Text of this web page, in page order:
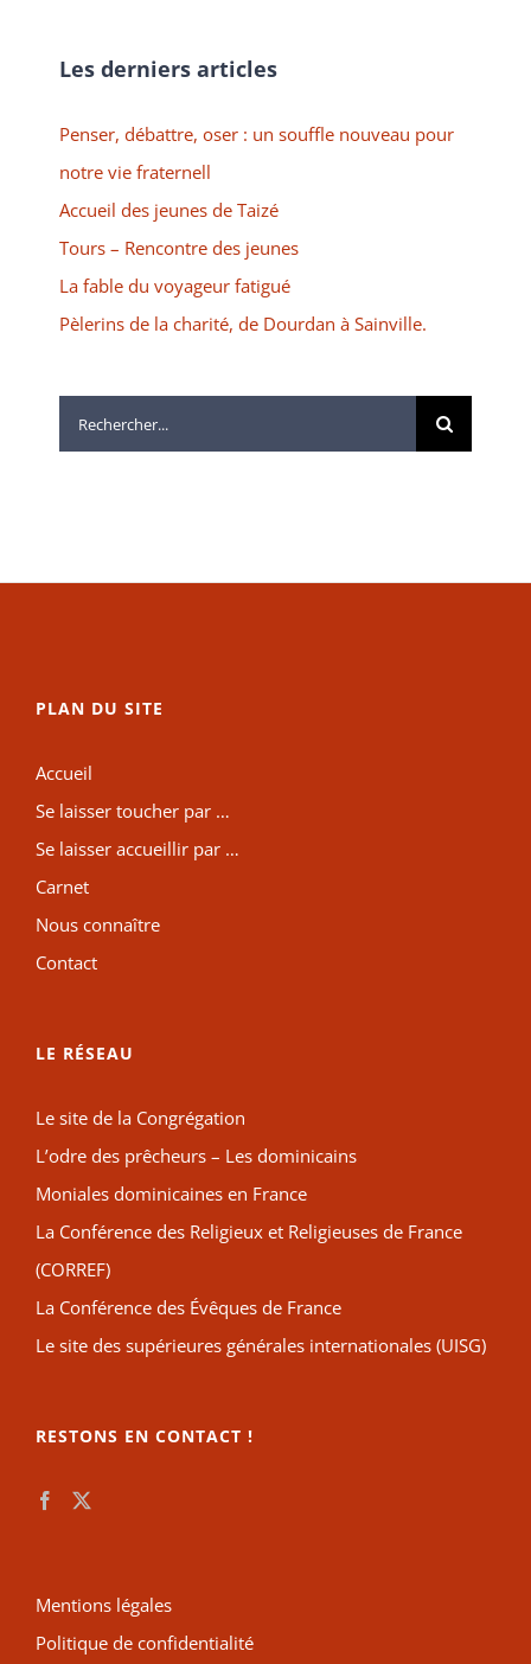
Les derniers articles
Penser, débattre, oser : un souffle nouveau pour
notre vie fraternell
Accueil des jeunes de Taizé
Tours – Rencontre des jeunes
La fable du voyageur fatigué
Pèlerins de la charité, de Dourdan à Sainville.
Rechercher:
PLAN DU SITE
Accueil
Se laisser toucher par …
Se laisser accueillir par …
Carnet
Nous connaître
Contact
LE RÉSEAU
Le site de la Congrégation
L’odre des prêcheurs – Les dominicains
Moniales dominicaines en France
La Conférence des Religieux et Religieuses de France
(CORREF)
La Conférence des Évêques de France
Le site des supérieures générales internationales (UISG)
RESTONS EN CONTACT !
Mentions légales
Politique de confidentialité